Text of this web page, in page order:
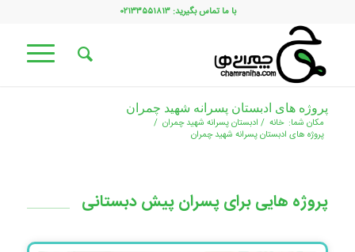
با ما تماس بگیرید: ۰۲۱۳۳۵۵۱۸۱۳
پروژه های ادبستان پسرانه شهید چمران
مکان شما: خانه / ادبستان پسرانه شهید چمران /
پروژه های ادبستان پسرانه شهید چمران
پروژه هایی برای پسران پیش دبستانی